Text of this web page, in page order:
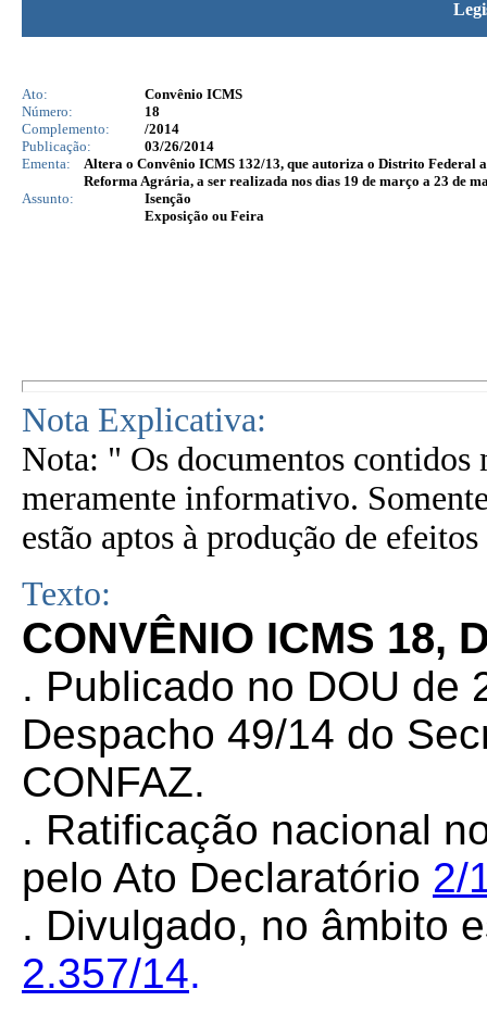
Ato:
Convênio ICMS
Número:
18
Complemento:
/2014
Publicação:
03/26/2014
Ementa:
Altera o Convênio ICMS 132/13, que autoriza o Distrito
Reforma Agrária, a ser realizada nos dias 19 de março a 23 de
Assunto:
Isenção
Exposição ou Feira
Nota Explicativa:
Nota: " Os documentos contidos
meramente informativo.
estão aptos à produção de
Texto:
CONVÊNIO ICMS 18,
. Publicado no DOU de
Despacho 49/14 do
CONFAZ.
. Ratificação nacional
pelo Ato Declaratório 2/
. Divulgado, no âmbito
2.357/14.